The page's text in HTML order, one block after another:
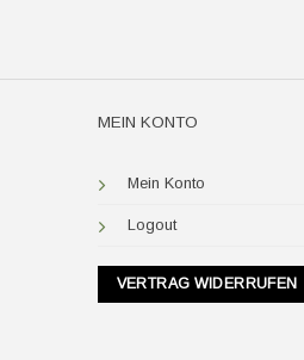
MEIN KONTO
Mein Konto
Logout
VERTRAG WIDERRUFEN